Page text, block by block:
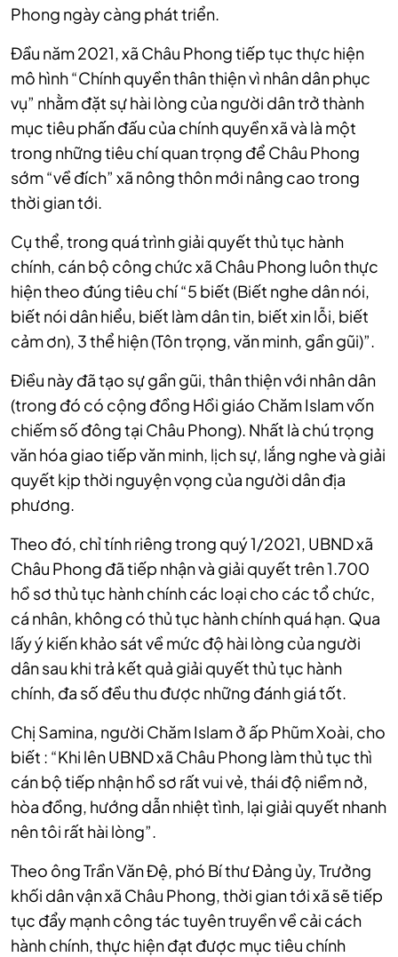
Phong ngày càng phát triển.
Đầu năm 2021, xã Châu Phong tiếp tục thực hiện
mô hình “Chính quyền thân thiện vì nhân dân phục
vụ” nhằm đặt sự hài lòng của người dân trở thành
mục tiêu phấn đấu của chính quyền xã và là một
trong những tiêu chí quan trọng để Châu Phong
sớm “về đích” xã nông thôn mới nâng cao trong
thời gian tới.
Cụ thể, trong quá trình giải quyết thủ tục hành
chính, cán bộ công chức xã Châu Phong luôn thực
hiện theo đúng tiêu chí “5 biết (Biết nghe dân nói,
biết nói dân hiểu, biết làm dân tin, biết xin lỗi, biết
cảm ơn), 3 thể hiện (Tôn trọng, văn minh, gần gũi)”.
Điều này đã tạo sự gần gũi, thân thiện với nhân dân
(trong đó có cộng đồng Hồi giáo Chăm Islam vốn
chiếm số đông tại Châu Phong). Nhất là chú trọng
văn hóa giao tiếp văn minh, lịch sự, lắng nghe và giải
quyết kịp thời nguyện vọng của người dân địa
phương.
Theo đó, chỉ tính riêng trong quý 1/2021, UBND xã
Châu Phong đã tiếp nhận và giải quyết trên 1.700
hồ sơ thủ tục hành chính các loại cho các tổ chức,
cá nhân, không có thủ tục hành chính quá hạn. Qua
lấy ý kiến khảo sát về mức độ hài lòng của người
dân sau khi trả kết quả giải quyết thủ tục hành
chính, đa số đều thu được những đánh giá tốt.
Chị Samina, người Chăm Islam ở ấp Phũm Xoài, cho
biết : “Khi lên UBND xã Châu Phong làm thủ tục thì
cán bộ tiếp nhận hồ sơ rất vui vẻ, thái độ niềm nở,
hòa đồng, hướng dẫn nhiệt tình, lại giải quyết nhanh
nên tôi rất hài lòng”.
Theo ông Trần Văn Đệ, phó Bí thư Đảng ủy, Trưởng
khối dân vận xã Châu Phong, thời gian tới xã sẽ tiếp
tục đẩy mạnh công tác tuyên truyền về cải cách
hành chính, thực hiện đạt được mục tiêu chính